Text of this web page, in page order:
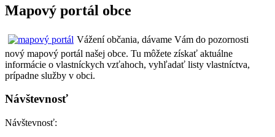
Mapový portál obce
Vážení občania, dávame Vám do pozornosti
nový mapový portál našej obce. Tu môžete získať aktuálne
informácie o vlastníckych vzťahoch, vyhľadať listy vlastníctva,
prípadne služby v obci.
Návštevnosť
Návštevnosť: